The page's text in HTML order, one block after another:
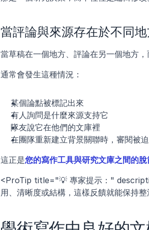
當評論與來源存在於不同
當草稿在一個地方、評論在另一個地方
通常會發生這種情況：
某個論點被標記出來
有人詢問是什麼來源支持它
隊友說它在他們的文庫裡
在團隊重新建立背景關聯時，審閱被
這正是您的寫作工具與研究文庫之間的脫
<ProTip title="💡 專家提示："
用、清晰度或結構，這樣反饋就能保持